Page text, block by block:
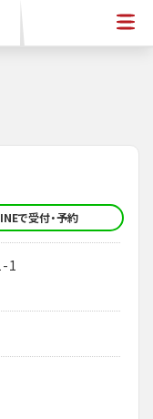
で受付・予約
1